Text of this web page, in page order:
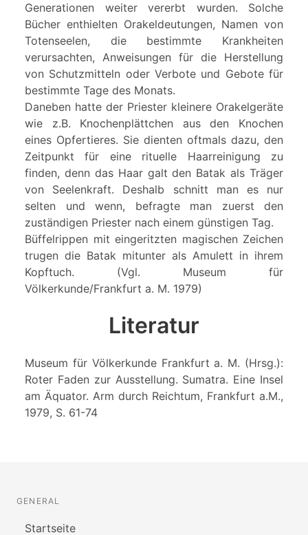
Generationen weiter vererbt wurden. Solche
Bücher enthielten Orakeldeutungen, Namen von
Totenseelen, die bestimmte Krankheiten
verursachten, Anweisungen für die Herstellung
von Schutzmitteln oder Verbote und Gebote für
bestimmte Tage des Monats.
Daneben hatte der Priester kleinere Orakelgeräte
wie z.B. Knochenplättchen aus den Knochen
eines Opfertieres. Sie dienten oftmals dazu, den
Zeitpunkt für eine rituelle Haarreinigung zu
finden, denn das Haar galt den Batak als Träger
von Seelenkraft. Deshalb schnitt man es nur
selten und wenn, befragte man zuerst den
zuständigen Priester nach einem günstigen Tag.
Büffelrippen mit eingeritzten magischen Zeichen
trugen die Batak mitunter als Amulett in ihrem
Kopftuch. (Vgl. Museum für
Völkerkunde/Frankfurt a. M. 1979)
Literatur
Museum für Völkerkunde Frankfurt a. M. (Hrsg.):
Roter Faden zur Ausstellung. Sumatra. Eine Insel
am Äquator. Arm durch Reichtum, Frankfurt a.M.,
1979, S. 61-74
GENERAL
Startseite